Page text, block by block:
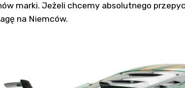
marki. Jeżeli chcemy absolutnego
na Niemców.